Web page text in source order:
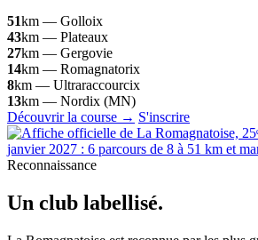
51km — Golloix
43km — Plateaux
27km — Gergovie
14km — Romagnatorix
8km — Ultraraccourcix
13km — Nordix (MN)
Découvrir la course → S'inscrire
Reconnaissance
Un club labellisé.